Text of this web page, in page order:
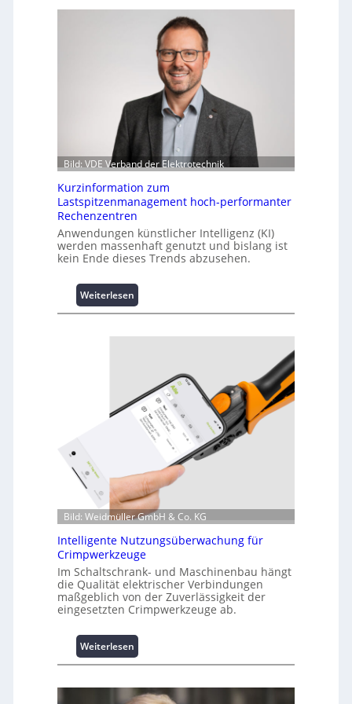
Bild: VDE Verband der Elektrotechnik
Kurzinformation zum
Lastspitzenmanagement hoch-performanter
Rechenzentren
Anwendungen künstlicher Intelligenz (KI)
werden massenhaft genutzt und bislang ist
kein Ende dieses Trends abzusehen.
Weiterlesen
K
r
f
t
i
o
n
u
m
L
a
s
s
p
i
z
Bild: Weidmüller GmbH & Co. KG
Intelligente Nutzungsüberwachung für
Crimpwerkzeuge
Im Schaltschrank- und Maschinenbau hängt
die Qualität elektrischer Verbindungen
maßgeblich von der Zuverlässigkeit der
eingesetzten Crimpwerkzeuge ab.
Weiterlesen
I
t